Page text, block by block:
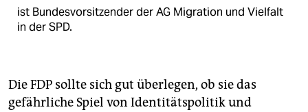
ist Bundesvorsitzender der AG Migration und Vielfalt
in der SPD.
Die FDP sollte sich gut überlegen, ob sie das
gefährliche Spiel von Identitätspolitik und